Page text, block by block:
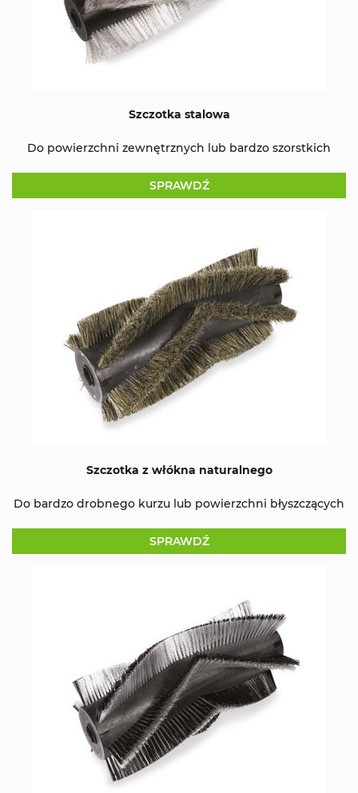
Szczotka stalowa
Do powierzchni zewnętrznych lub bardzo szorstkich
SPRAWDŹ
Szczotka z włókna naturalnego
Do bardzo drobnego kurzu lub powierzchni błyszczących
SPRAWDŹ